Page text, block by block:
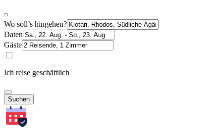
Wo soll’s hingehen?
Daten
Gäste
Ich reise geschäftlich
Suchen